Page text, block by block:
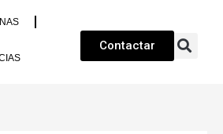
Contactar